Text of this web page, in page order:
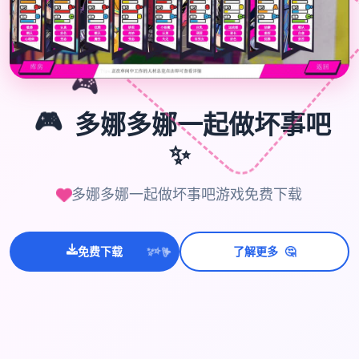
🎮
🎮 多娜多娜一起做坏事吧
✨
多娜多娜一起做坏事吧游戏免费下载
免费下载 ✨
⭐💫 了解更多 🤔